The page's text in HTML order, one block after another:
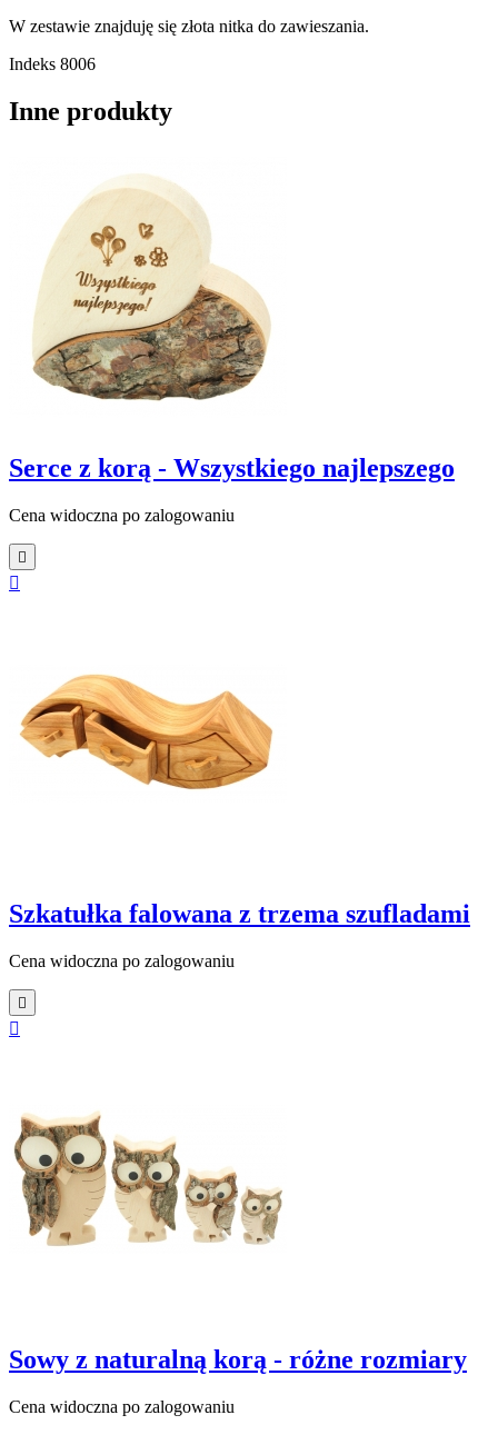
W zestawie znajduję się złota nitka do zawieszania.
Indeks 8006
Inne produkty
Serce z korą - Wszystkiego najlepszego
Cena widoczna po zalogowaniu


Szkatułka falowana z trzema szufladami
Cena widoczna po zalogowaniu


Sowy z naturalną korą - różne rozmiary
Cena widoczna po zalogowaniu